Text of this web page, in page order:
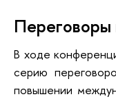
Переговоры
В ходе
серию
повышении